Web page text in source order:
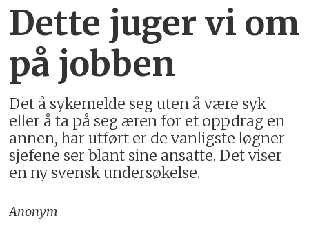
Dette juger vi om
på jobben
Det å sykemelde seg uten å være syk
eller å ta på seg æren for et oppdrag en
annen, har utført er de vanligste løgner
sjefene ser blant sine ansatte. Det viser
en ny svensk undersøkelse.
Anonym